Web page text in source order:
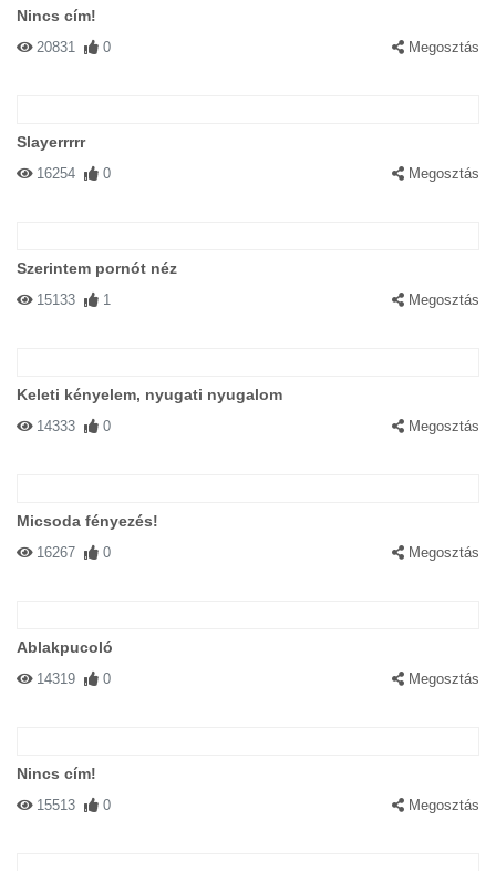
Nincs cím!
20831 0 Megosztás
Slayerrrrr
16254 0 Megosztás
Szerintem pornót néz
15133 1 Megosztás
Keleti kényelem, nyugati nyugalom
14333 0 Megosztás
Micsoda fényezés!
16267 0 Megosztás
Ablakpucoló
14319 0 Megosztás
Nincs cím!
15513 0 Megosztás